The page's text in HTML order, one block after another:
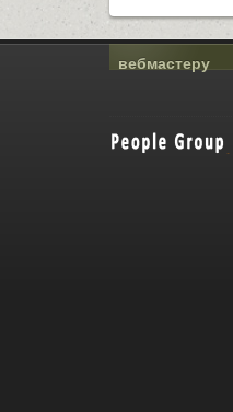
вебмастеру